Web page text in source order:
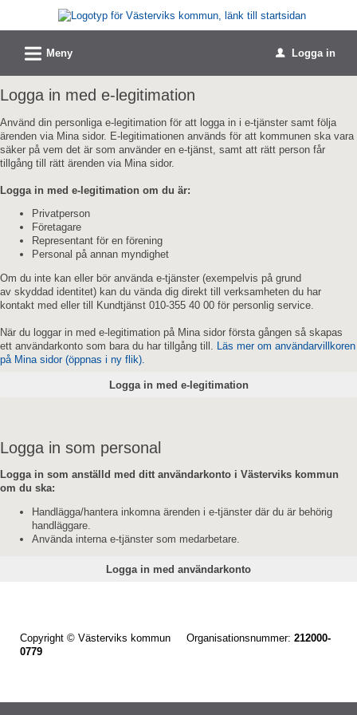
Välkommen
till
tjänster
-
Västerviks
kommun
L Meny u Logga in
Logga in med e-legitimation
Använd din personliga e-legitimation för att logga in i e-tjänster samt följa
ärenden via Mina sidor. E-legitimationen används för att kommunen ska vara
säker på vem det är som använder en e-tjänst, samt att rätt person får
tillgång till rätt ärenden via Mina sidor.
Logga in med e-legitimation om du är:
Privatperson
Företagare
Representant för en förening
Personal på annan myndighet
Om du inte kan eller bör använda e-tjänster (exempelvis på grund
av skyddad identitet) kan du vända dig direkt till verksamheten du har
kontakt med eller till Kundtjänst 010-355 40 00 för personlig service.
När du loggar in med e-legitimation på Mina sidor första gången så skapas
ett användarkonto som bara du har tillgång till. Läs mer om användarvillkoren
på Mina sidor (öppnas i ny flik).
Logga in som personal
Logga in som anställd med ditt användarkonto i Västerviks kommun
om du ska:
Handlägga/hantera inkomna ärenden i e-tjänster där du är behörig
handläggare.
Använda interna e-tjänster som medarbetare.
Copyright © Västerviks kommun Organisationsnummer: 212000-
0779